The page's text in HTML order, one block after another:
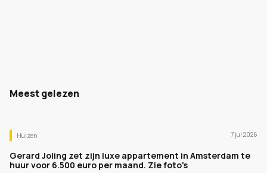
Meest gelezen
Huizen 7 jul 2026
Gerard Joling zet zijn luxe appartement in Amsterdam te
huur voor 6.500 euro per maand. Zie foto's